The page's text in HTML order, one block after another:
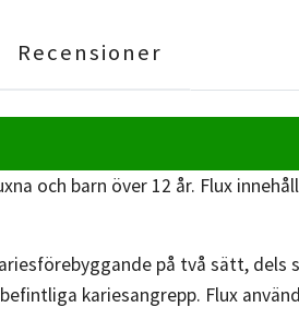
Recensioner
och barn över 12 år. Flux
på två sätt,
kariesangrepp. Flux